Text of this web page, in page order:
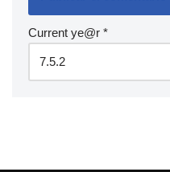
Current ye@r *